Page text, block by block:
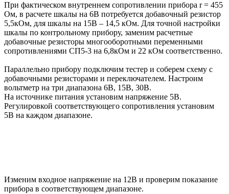
При фактическом внутреннем сопротивлении прибора r = 455
Ом, в расчете шкалы на 6В потребуется добавочный резистор
5,5кОм, для шкалы на 15В – 14,5 кОм. Для точной настройки
шкалы по контрольному прибору, заменим расчетные
добавочные резисторы многооборотными переменными
сопротивлениями СП5-3 на 6,8кОм и 22 кОм соответственно.
Параллельно прибору подключим тестер и соберем схему с
добавочными резисторами и переключателем. Настроим
вольтметр на три диапазона 6В, 15В, 30В.
На источнике питания установим напряжение 5В.
Регулировкой соответствующего сопротивления установим
5В на каждом диапазоне.
Изменим входное напряжение на 12В и проверим показание
прибора в соответствующем диапазоне.